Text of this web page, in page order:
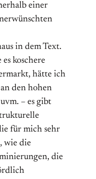
einer
in dem Text.
koschere
hätte ich
den hohen
– es gibt
für mich sehr
wie die
die